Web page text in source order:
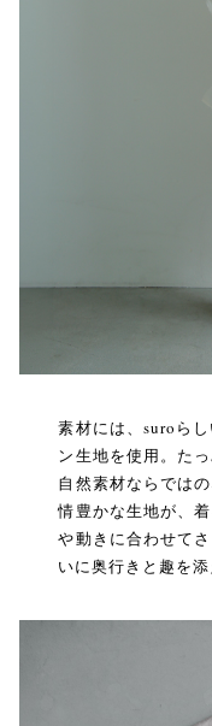
素材には、suroら
ン生地を使用。た
自然素材ならでは
情豊かな生地が、
や動きに合わせて
いに奥行きと趣を